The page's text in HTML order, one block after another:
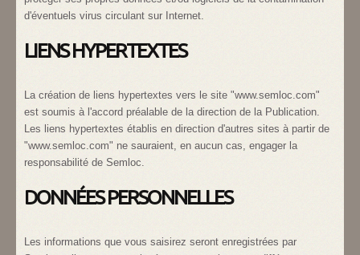
d'éventuels virus circulant sur Internet.
LIENS HYPERTEXTES
La création de liens hypertextes vers le site "www.semloc.com"
est soumis à l'accord préalable de la direction de la Publication.
Les liens hypertextes établis en direction d'autres sites à partir de
"www.semloc.com" ne sauraient, en aucun cas, engager la
responsabilité de Semloc.
DONNÉES PERSONNELLES
Les informations que vous saisirez seront enregistrées par